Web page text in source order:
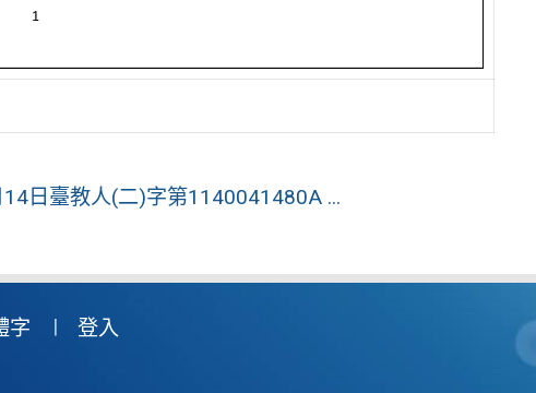
日臺教人(二)字第1140041480A ...
字 登入